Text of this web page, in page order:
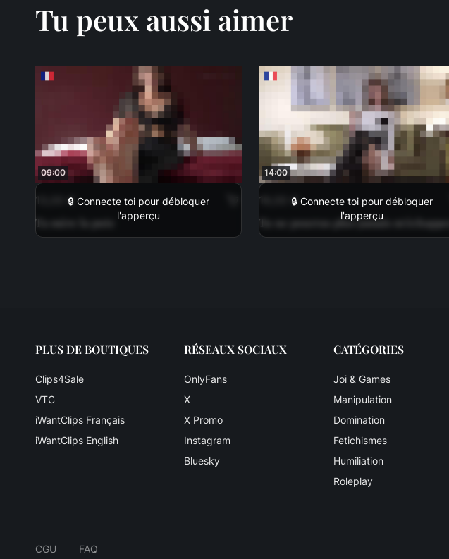
Tu peux aussi aimer
09:00
🔒 Connecte toi pour débloquer
l'apperçu
13,00 €
Ta mère la pute
14:00
🔒 Connecte toi pour débloquer
l'apperçu
19,00 €
Tu ne pourras plus jamais m'échapper.
PLUS DE BOUTIQUES
Clips4Sale
VTC
iWantClips Français
iWantClips English
RÉSEAUX SOCIAUX
OnlyFans
X
X Promo
Instagram
Bluesky
CATÉGORIES
Joi & Games
Manipulation
Domination
Fetichismes
Humiliation
Roleplay
CGU FAQ